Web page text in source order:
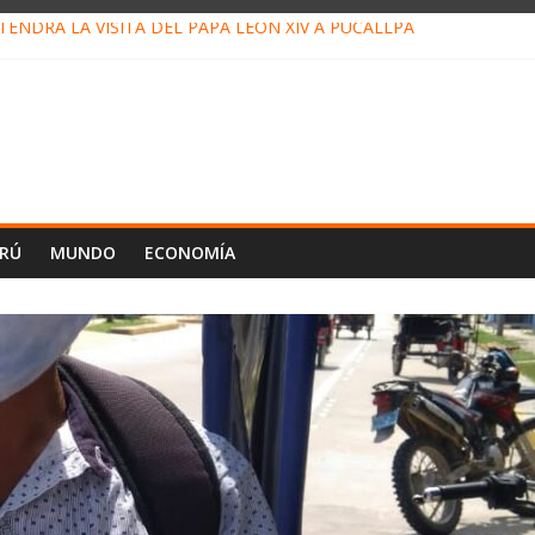
LA VISITA DEL PAPA LEÓN XIV A PUCALLPA
MUNDO ECONOMÍA